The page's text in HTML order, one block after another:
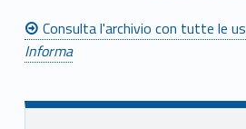
Consulta l'archivio con tutte le
Informa
Skip back to main navigation